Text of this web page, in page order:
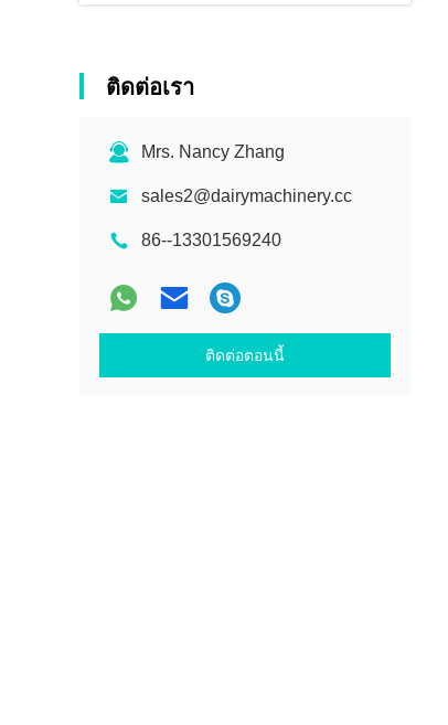
ติดต่อเรา
Mrs. Nancy Zhang
sales2@dairymachinery.cc
86--13301569240
ติดต่อตอนนี้